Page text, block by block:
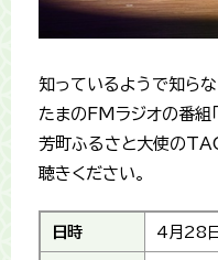
知っているようで知ら
たまのFMラジオの番組
芳町ふるさと大使の
聴きください。
日時 4月28日